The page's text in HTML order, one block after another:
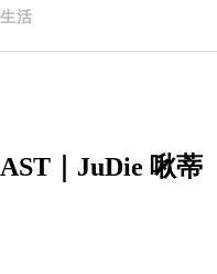
活
｜JuDie 啾蒂